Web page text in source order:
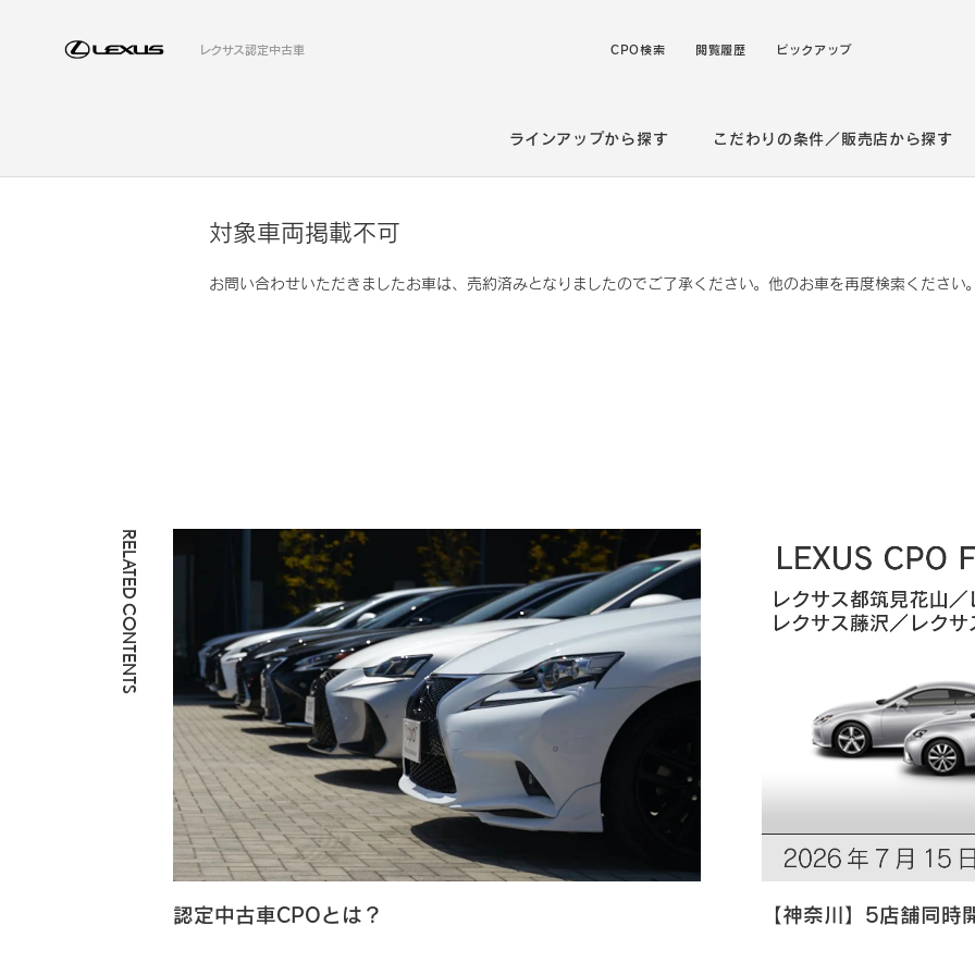
レクサス認定中古車 CPO検索 閲覧履歴 ピックアップ
ラインアップから探す こだわりの条件／販売店から探す
対象車両掲載不可
お問い合わせいただきましたお車は、売約済みとなりましたのでご了承ください。他のお車を再度検索ください
RELATED CONTENTS
認定中古車CPOとは？ 【神奈川】5店舗同時